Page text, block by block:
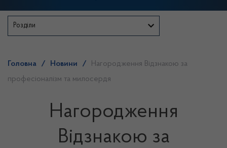
Розділи
Головна / Новини /
Нагородження Відзнакою за
професіоналізм та милосердя
Нагородження
Відзнакою за